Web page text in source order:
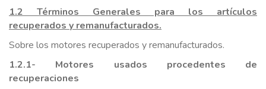
1.2 Términos Generales para los artículos
recuperados y remanufacturados.
Sobre los motores recuperados y remanufacturados.
1.2.1- Motores usados procedentes de
recuperaciones